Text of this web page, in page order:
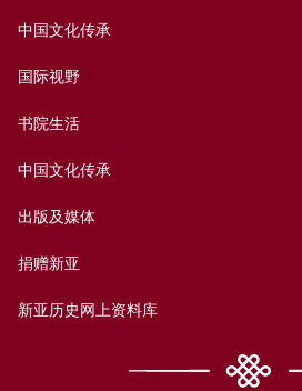
中国文化传承
国际视野
书院生活
中国文化传承
出版及媒体
捐赠新亚
新亚历史网上资料库